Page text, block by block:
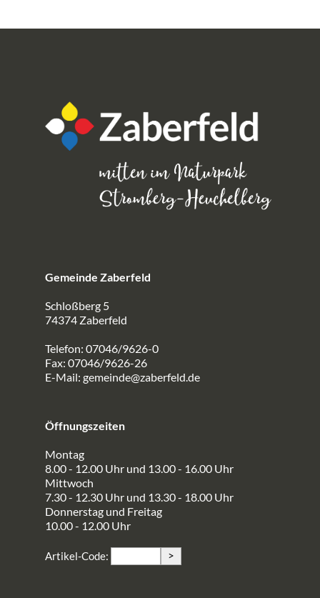
Gemeinde Zaberfeld
Schloßberg 5
74374 Zaberfeld
Telefon: 07046/9626-0
Fax: 07046/9626-26
E-Mail: gemeinde@zaberfeld.de
Öffnungszeiten
Montag
8.00 - 12.00 Uhr und 13.00 - 16.00 Uhr
Mittwoch
7.30 - 12.30 Uhr und 13.30 - 18.00 Uhr
Donnerstag und Freitag
10.00 - 12.00 Uhr
Artikel-Code: >